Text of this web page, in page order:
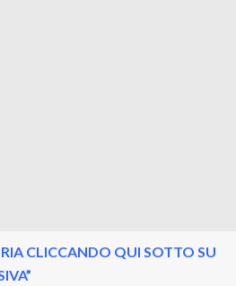
CLICCANDO QUI SOTTO SU